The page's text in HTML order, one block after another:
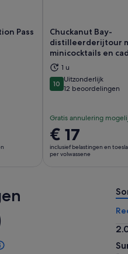
Pass
een nieuwe tab
Chuckanut Bay-
distilleerderijtour
minicocktails en
1 u
1010 van 10
Uitzonderlijk
12 beoordelingen
Gratis annulering
De
prijs
is
€ 17
inclusief belastingen en
per volwassene
2.0